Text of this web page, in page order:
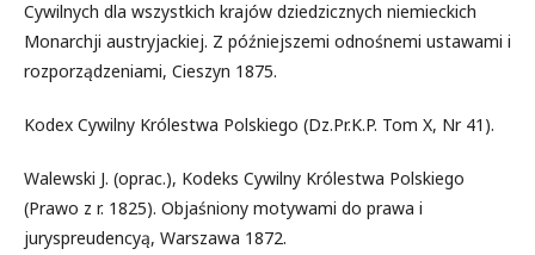
Cywilnych dla wszystkich krajów dziedzicznych niemieckich
Monarchji austryjackiej. Z późniejszemi odnośnemi ustawami i
rozporządzeniami, Cieszyn 1875.
Kodex Cywilny Królestwa Polskiego (Dz.Pr.K.P. Tom X, Nr 41).
Walewski J. (oprac.), Kodeks Cywilny Królestwa Polskiego
(Prawo z r. 1825). Objaśniony motywami do prawa i
juryspreudencyą, Warszawa 1872.